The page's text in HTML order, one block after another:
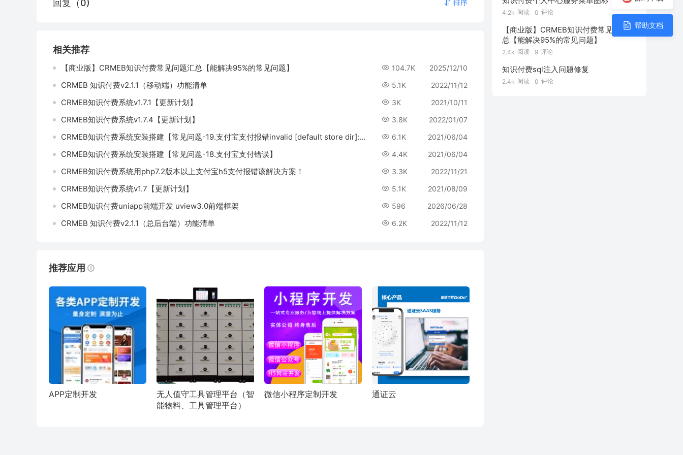
回复（0) 排序
相关推荐
【商业版】CRMEB知识付费常见问题汇总【能解决95%的常见问题】 104.7K 2025/12/10
CRMEB 知识付费v2.1.1（移动端）功能清单 5.1K 2022/11/12
CRMEB知识付费系统v1.7.1【更新计划】 3K 2021/10/11
CRMEB知识付费系统v1.7.4【更新计划】 3.8K 2022/01/07
CRMEB知识付费系统安装搭建【常见问题-19.支付宝支付报错invalid [default store dir]: /tmp/】 6.1K 2021/06/04
CRMEB知识付费系统安装搭建【常见问题-18.支付宝支付错误】 4.4K 2021/06/04
CRMEB知识付费系统用php7.2版本以上支付宝h5支付报错该解决方案！ 3.3K 2022/11/21
CRMEB知识付费系统v1.7【更新计划】 5.1K 2021/08/09
CRMEB知识付费uniapp前端开发 uview3.0前端框架 596 2026/06/28
CRMEB 知识付费v2.1.1（总后台端）功能清单 6.2K 2022/11/12
推荐应用
APP定制开发
无人值守工具管理平台（智
能物料、工具管理平台）
微信小程序定制开发 通证云
4.2k 阅读 0 评论
【商业版】CRMEB知识付费常见问题汇
总【能解决95%的常见问题】
2.4k 阅读 9 评论
知识付费sql注入问题修复
2.4k 阅读 0 评论
帮助文档